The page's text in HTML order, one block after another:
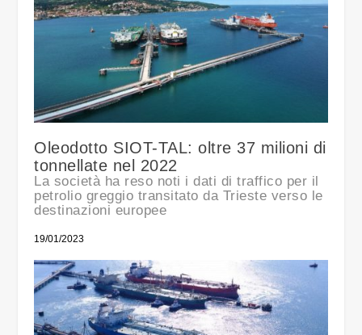
Oleodotto SIOT-TAL: oltre 37 milioni di
tonnellate nel 2022
La società ha reso noti i dati di traffico per il
petrolio greggio transitato da Trieste verso le
destinazioni europee
19/01/2023